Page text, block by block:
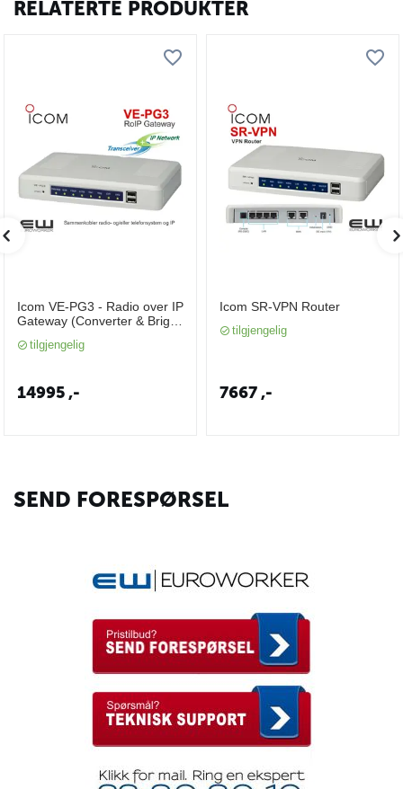
RELATERTE PRODUKTER
Icom VE-PG3 - Radio over IP
Gateway (Converter & Brige
tilgjengelig
14995,-
Icom SR-VPN Router
tilgjengelig
7667,-
SEND FORESPØRSEL